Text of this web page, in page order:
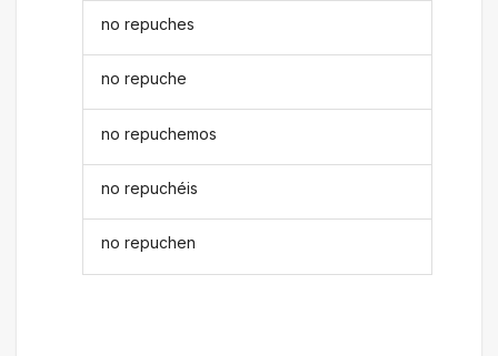
no repuches
no repuche
no repuchemos
no repuchéis
no repuchen